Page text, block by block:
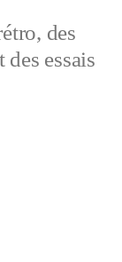
des
essais